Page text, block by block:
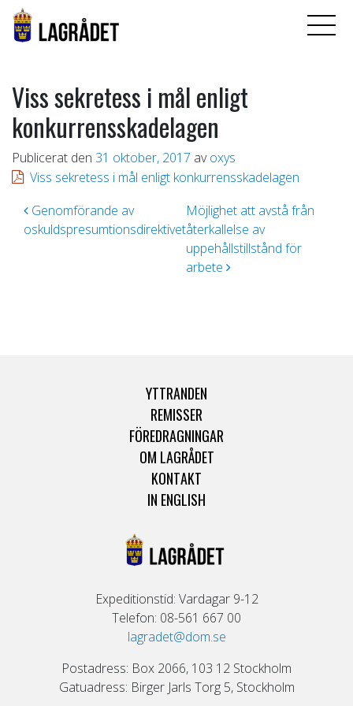
Viss sekretess i mål enligt
konkurrensskadelagen
Publicerat den 31 oktober, 2017 av oxys
Viss sekretess i mål enligt konkurrensskadelagen
Inläggsnavigering
Genomförande av
oskuldspresumtionsdirektivet
Möjlighet att avstå från
återkallelse av
uppehållstillstånd för
arbete
YTTRANDEN
REMISSER
FÖREDRAGNINGAR
OM LAGRÅDET
KONTAKT
IN ENGLISH
Expeditionstid: Vardagar 9-12
Telefon: 08-561 667 00
lagradet@dom.se
Postadress: Box 2066, 103 12 Stockholm
Gatuadress: Birger Jarls Torg 5, Stockholm